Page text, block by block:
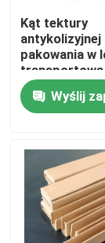
Ochrona
Papier
Kąt tektury
antykolizyjnej
pakowania w
transportową
Wyślij